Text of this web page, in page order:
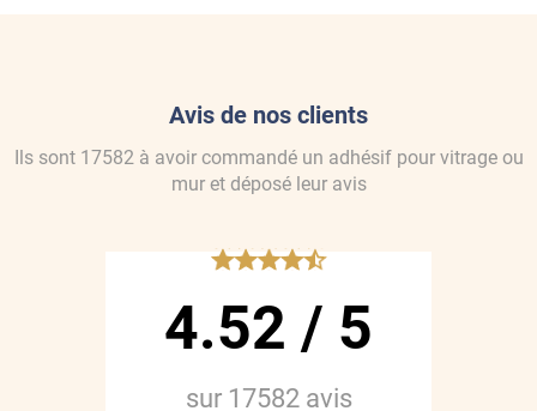
Avis de nos clients
Ils sont 17582 à avoir commandé un adhésif pour vitrage ou
muret déposé leur avis
*****
4.52 / 5
sur 17582avis